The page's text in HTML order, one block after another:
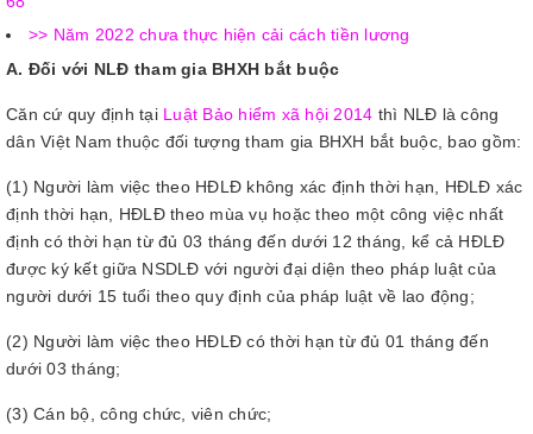
>> Năm 2022 chưa thực hiện cải cách tiền lương
A. Đối với NLĐ tham gia BHXH bắt buộc
Căn cứ quy định tại Luật Bảo hiểm xã hội 2014 thì NLĐ là công
dân Việt Nam thuộc đối tượng tham gia BHXH bắt buộc, bao gồm:
(1) Người làm việc theo HĐLĐ không xác định thời hạn, HĐLĐ xác
định thời hạn, HĐLĐ theo mùa vụ hoặc theo một công việc nhất
định có thời hạn từ đủ 03 tháng đến dưới 12 tháng, kể cả HĐLĐ
được ký kết giữa NSDLĐ với người đại diện theo pháp luật của
người dưới 15 tuổi theo quy định của pháp luật về lao động;
(2) Người làm việc theo HĐLĐ có thời hạn từ đủ 01 tháng đến
dưới 03 tháng;
(3) Cán bộ, công chức, viên chức;